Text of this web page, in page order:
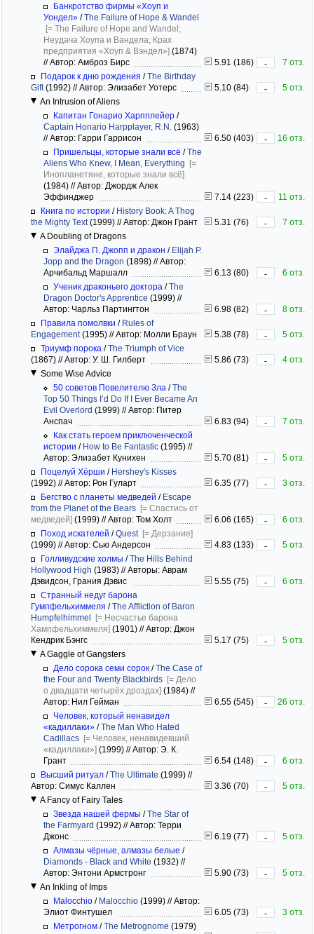
Банкротство фирмы «Хоуп и
Уондел» /The Failure of Hope & Wandel
[= The Failure of Hope and Wandel;
Неудача Хоупа и Вандела; Крах
предприятия «Хоуп & Вэндел»] (1874)
//Автор: Амброз Бирс 5.91 (186) -
7 отз.
Подарок к дню рождения /The Birthday
Gift(1992) //Автор: Элизабет Уотерс 5.10 (84) -
5 отз.
An Intrusion of Aliens
Капитан Гонарио Харпплейер /
Captain Honario Harpplayer, R.N. (1963)
//Автор: Гарри Гаррисон 6.50 (403) -
16 отз.
Пришельцы, которые знали всё /The
Aliens Who Knew, I Mean, Everything [=
Инопланетяне, которые знали всё]
(1984) //Автор: Джордж Алек
Эффинджер
7.14 (223) -
11 отз.
Книга по истории / History Book: A Thog
the Mighty Text(1999) //Автор: Джон Грант 5.31 (76) -
7 отз.
A Doubling of Dragons
Элайджа П. Джопп и дракон / Elijah P.
Jopp and the Dragon (1898) //Автор:
Арчибальд Маршалл
6.13 (80) -
6 отз.
Ученик драконьего доктора /The
Dragon Doctor's Apprentice (1999) //
Автор: Чарльз Партингтон
6.98 (82) -
8 отз.
Правила помолвки / Rules of
Engagement(1995) //Автор: Молли Браун 5.38 (78) -
5 отз.
Триумф порока /The Triumph of Vice
(1867) //Автор: У. Ш. Гилберт 5.86 (73) -
4 отз.
Some Wise Advice
50 советов Повелителю Зла /The
Top 50 Things I’d Do If I Ever Became An
Evil Overlord (1999) //Автор: Питер
Анспач
6.83 (94) -
7 отз.
Как стать героем приключенческой
истории / How to Be Fantastic (1995) //
Автор: Элизабет Кунихен
5.70 (81) -
5 отз.
Поцелуй Хёрши / Hershey's Kisses
(1992) //Автор: Рон Гуларт 6.35 (77) -
3 отз.
Бегство с планеты медведей / Escape
from the Planet of the Bears [= Спастись от
медведей] (1999) //Автор: Том Холт 6.06 (165) -
6 отз.
Поход искателей /Quest [= Дерзание]
(1999) //Автор: Сью Андерсон 4.83 (133) -
5 отз.
Голливудские холмы /The Hills Behind
Hollywood High (1983) //Авторы: Аврам
Дэвидсон, Грания Дэвис
5.55 (75) -
6 отз.
Странный недуг барона
Гумпфельхиммеля /The Affliction of Baron
Humpfelhimmel [= Несчастье барона
Хампфельхиммеля] (1901) //Автор: Джон
Кендрик Бэнгс
5.17 (75) -
5 отз.
A Gaggle of Gangsters
Дело сорока семи сорок /The Case of
the Four and Twenty Blackbirds [= Дело
о двадцати четырёх дроздах] (1984) //
Автор: Нил Гейман
6.55 (545) -
26 отз.
Человек, который ненавидел
«кадиллаки» /The Man Who Hated
Cadillacs [= Человек, ненавидевший
«кадиллаки»] (1999) //Автор: Э. К.
Грант
6.54 (148) -
6 отз.
Высший ритуал /The Ultimate (1999) //
Автор: Симус Каллен
3.36 (70) -
5 отз.
A Fancy of Fairy Tales
Звезда нашей фермы /The Star of
the Farmyard (1992) //Автор: Терри
Джонс
6.19 (77) -
5 отз.
Алмазы чёрные, алмазы белые /
Diamonds - Black and White (1932) //
Автор: Энтони Армстронг
5.90 (73) -
5 отз.
An Inkling of Imps
Malocchio / Malocchio (1999) //Автор:
Элиот Финтушел
6.05 (73) -
3 отз.
Метрогном /The Metrognome (1979)